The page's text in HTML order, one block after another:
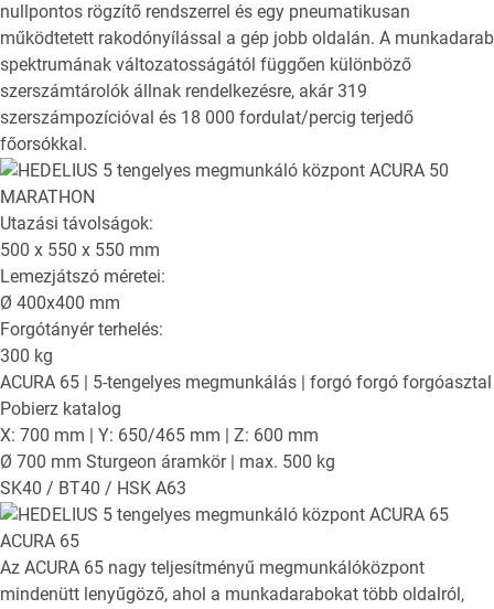
nullpontos rögzítő rendszerrel és egy pneumatikusan
működtetett rakodónyílással a gép jobb oldalán. A munkadarab
spektrumának változatosságától függően különböző
szerszámtárolók állnak rendelkezésre, akár 319
szerszámpozícióval és 18 000 fordulat/percig terjedő
főorsókkal.
Utazási távolságok:
500 x 550 x 550 mm
Lemezjátszó méretei:
Ø 400x400 mm
Forgótányér terhelés:
300 kg
ACURA 65 | 5-tengelyes megmunkálás | forgó forgó forgóasztal
Pobierz katalog
X: 700 mm | Y: 650/465 mm | Z: 600 mm
Ø 700 mm Sturgeon áramkör | max. 500 kg
SK40 / BT40 / HSK A63
ACURA 65
Az ACURA 65 nagy teljesítményű megmunkálóközpont
mindenütt lenyűgöző, ahol a munkadarabokat több oldalról,